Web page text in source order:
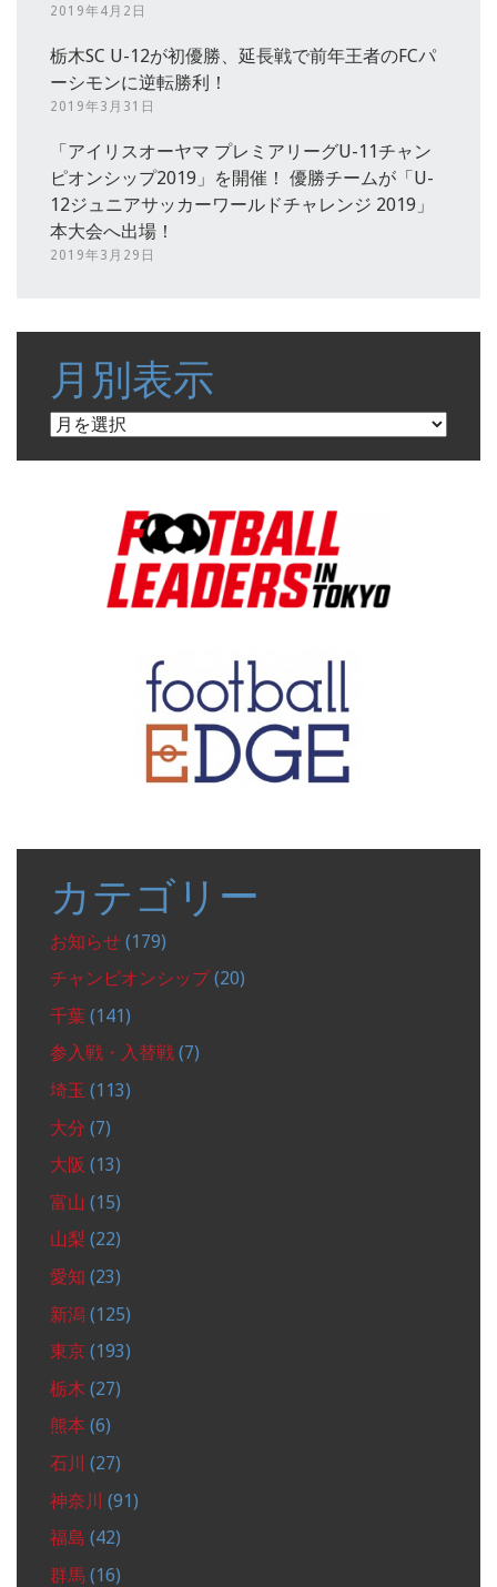
2019年4月2日
栃木SC U-12が初優勝、延長戦で前年王者のFCパ
ーシモンに逆転勝利！
2019年3月31日
「アイリスオーヤマ プレミアリーグU-11チャン
ピオンシップ2019」を開催！ 優勝チームが「U-
12ジュニアサッカーワールドチャレンジ 2019」
本大会へ出場！
2019年3月29日
月別表示
月
カテゴリー
お知らせ (179)
チャンピオンシップ(20)
千葉 (141)
参入戦・入替戦 (7)
埼玉 (113)
大分 (7)
大阪 (13)
富山 (15)
山梨 (22)
愛知 (23)
新潟 (125)
東京 (193)
栃木 (27)
熊本 (6)
石川 (27)
神奈川 (91)
福島 (42)
群馬 (16)